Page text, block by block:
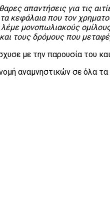
απαντήσεις για τις
κεφάλαια που τον
λέμε μονοπωλιακούς
τους δρόμους που
με την παρουσία του
αναμνηστικών σε όλα τα